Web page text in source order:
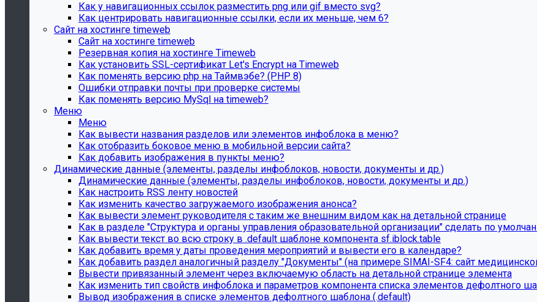
Как у навигационных ссылок разместить png или gif вместо svg?
Как центрировать навигационные ссылки, если их меньше, чем 6?
Сайт на хостинге timeweb
Сайт на хостинге timeweb
Резервная копия на хостинге Timeweb
Как установить SSL-сертификат Let's Encrypt на Timeweb
Как поменять версию php на Таймвэбе? (PHP 8)
Ошибки отправки почты при проверке системы
Как поменять версию MySql на timeweb?
Меню
Меню
Как вывести названия разделов или элементов инфоблока в меню?
Как отобразить боковое меню в мобильной версии сайта?
Как добавить изображения в пункты меню?
Динамические данные (элементы, разделы инфоблоков, новости, документы и др.)
Динамические данные (элементы, разделы инфоблоков, новости, документы и др.)
Как настроить RSS ленту новостей
Как изменить качество загружаемого изображения анонса?
Как вывести элемент руководителя с таким же внешним видом как на детальной странице
Как в разделе "Структура и органы управления образовательной организации" сделать по
Как вывести текст во всю строку в .default шаблоне компонента sf.iblock.table
Как добавить время у даты проведения мероприятий и вывести его в календаре?
Как добавить раздел аналогичный разделу "Документы" (на примере SIMAI-SF4: сайт
Вывести привязанный элемент через включаемую область на детальной странице элемента
Как изменить тип свойств инфоблока и параметров компонента списка элементов дефолтного
Вывод изображения в списке элементов дефолтного шаблона (.default)